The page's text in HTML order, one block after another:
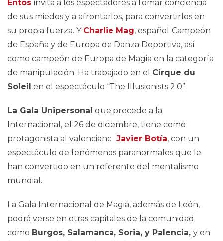
Entòs invita a los espectadores a tomar conciencia
de sus miedos y a afrontarlos, para convertirlos en
su propia fuerza. Y Charlie Mag, español Campeón
de España y de Europa de Danza Deportiva, así
como campeón de Europa de Magia en la categoría
de manipulación. Ha trabajado en el Cirque du
Soleil en el espectáculo “The Illusionists 2.0”.
La Gala Unipersonal que precede a la
Internacional, el 26 de diciembre, tiene como
protagonista al valenciano Javier Botía, con un
espectáculo de fenómenos paranormales que le
han convertido en un referente del mentalismo
mundial.
La Gala Internacional de Magia, además de León,
podrá verse en otras capitales de la comunidad
como Burgos, Salamanca, Soria, y Palencia, y en